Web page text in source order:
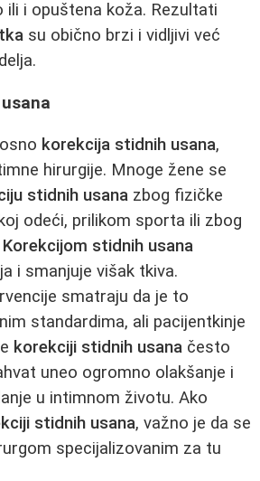
ili i opuštena koža. Rezultati
su obično brzi i vidljivi već
korekcija stidnih usana,
hirurgije. Mnoge žene se
stidnih usana zbog fizičke
odeći, prilikom sporta ili zbog
Korekcijom stidnih usana
i smanjuje višak tkiva.
smatraju da je to
standardima, ali pacijentkinje
korekciji stidnih usana često
uneo ogromno olakšanje i
u intimnom životu. Ako
stidnih usana, važno je da se
specijalizovanim za tu